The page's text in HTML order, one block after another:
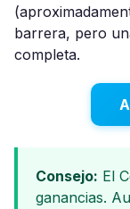
barrera, pero
completa.
Consejo: El
ganancias.